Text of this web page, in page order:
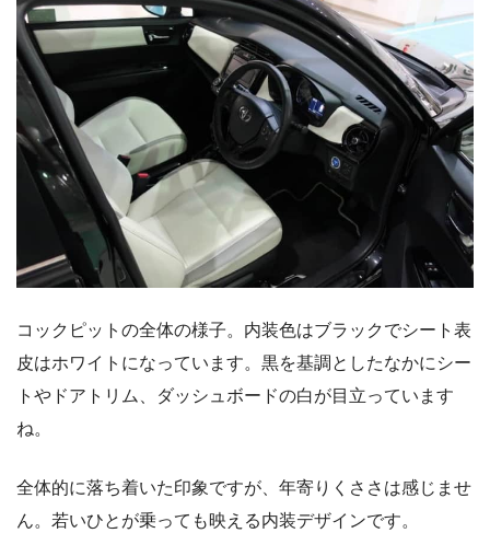
コックピットの全体の様子。内装色はブラックでシート表
皮はホワイトになっています。黒を基調としたなかにシー
トやドアトリム、ダッシュボードの白が目立っています
ね。
全体的に落ち着いた印象ですが、年寄りくささは感じませ
ん。若いひとが乗っても映える内装デザインです。